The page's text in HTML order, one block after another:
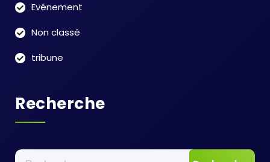
Evénement
Non classé
tribune
Recherche